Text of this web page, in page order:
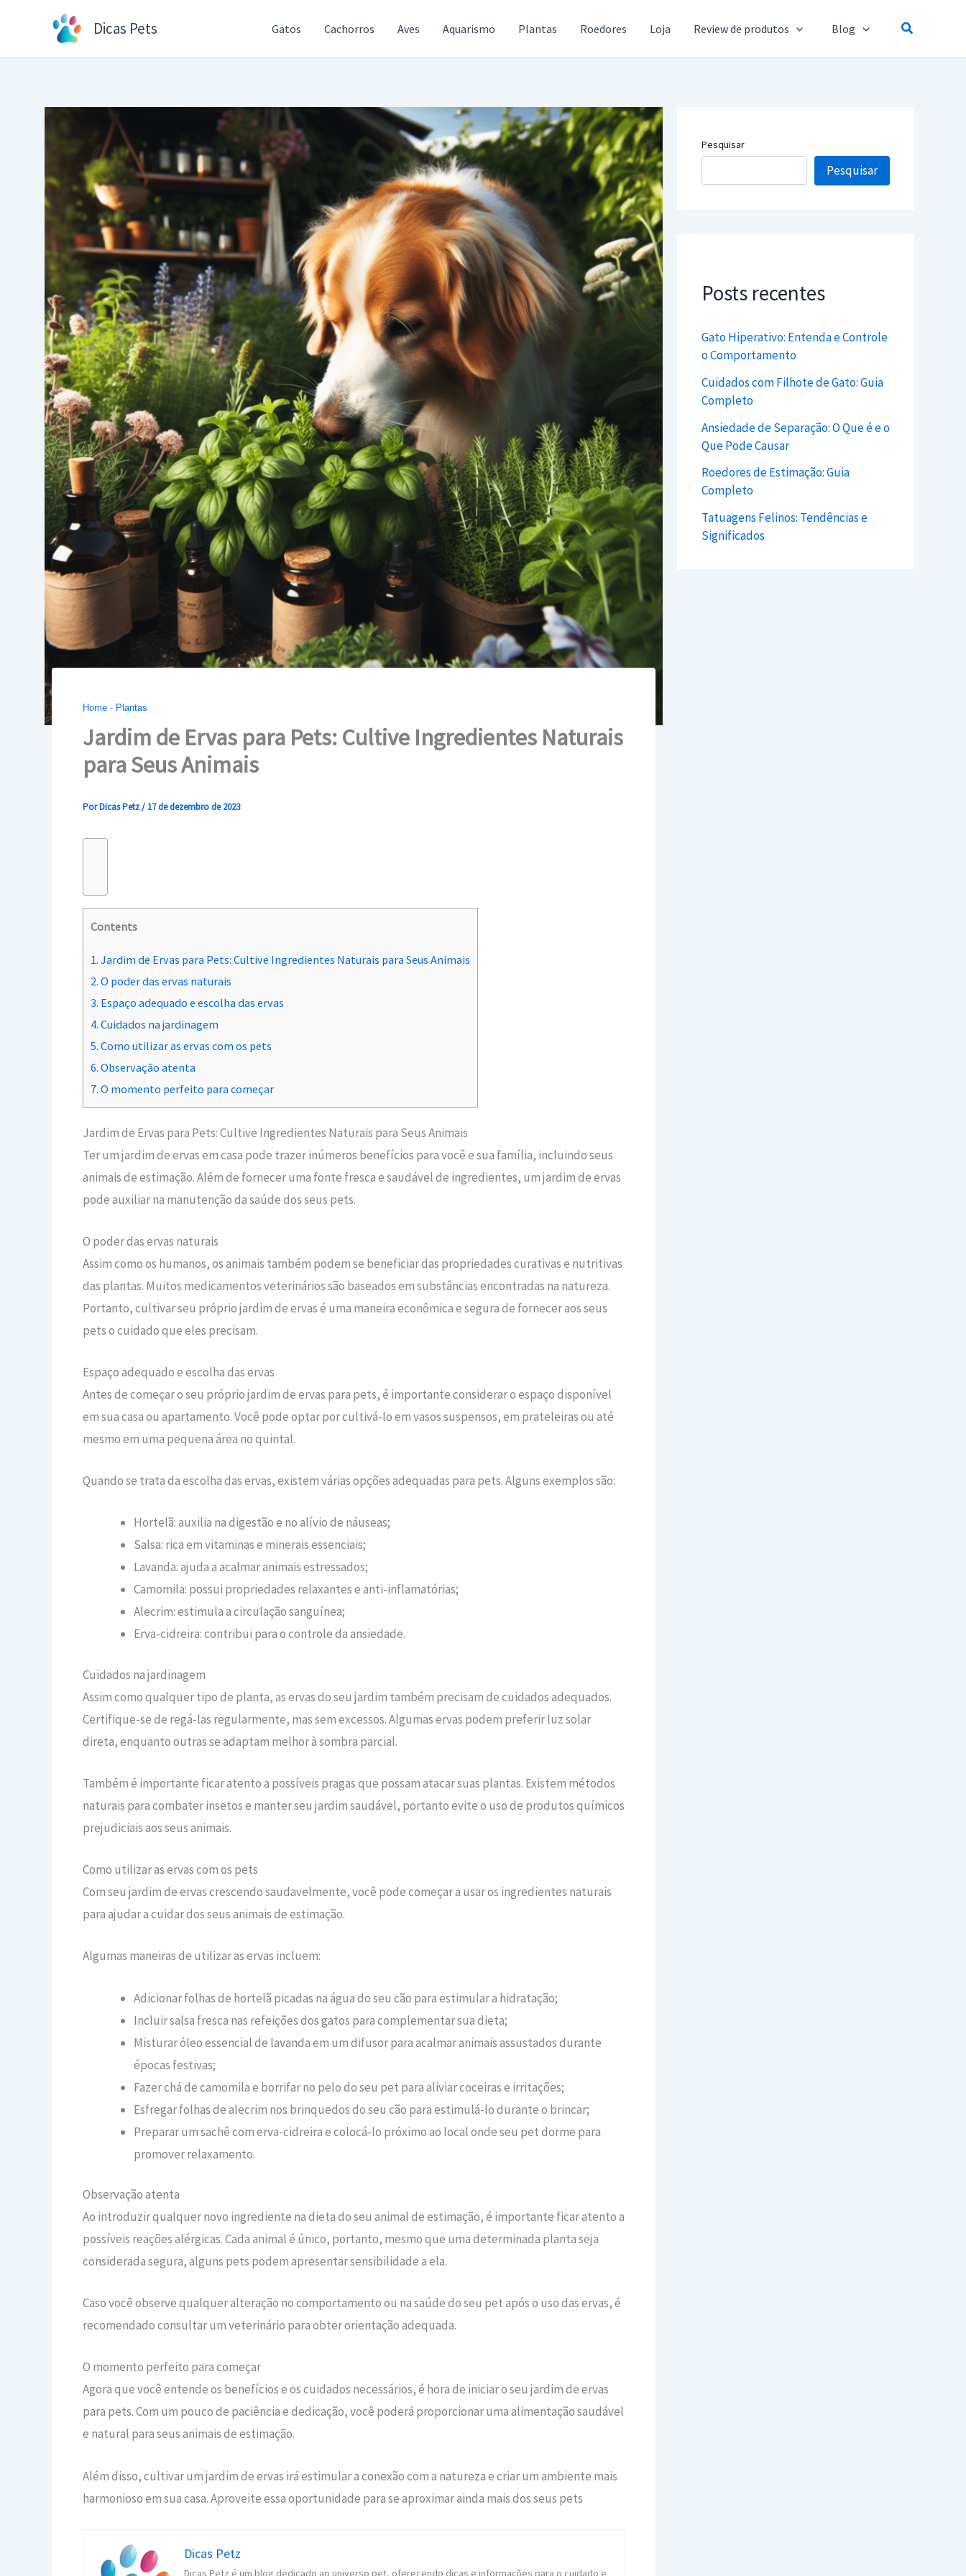
o
Dicas Pets Gatos Cachorros Aves Aquarismo Plantas Roedores Loja Review de produtos Blog Pesquisar
Home- Plantas
Jardim de Ervas para Pets: Cultive Ingredientes Naturais
para Seus Animais
PorDicas Petz/ 17 de dezembro de 2023
Contents
1. Jardim de Ervas para Pets: Cultive Ingredientes Naturais para Seus Animais
2. O poder das ervas naturais
3. Espaço adequado e escolha das ervas
4. Cuidados na jardinagem
5. Como utilizar as ervas com os pets
6. Observação atenta
7. O momento perfeito para começar
Jardim de Ervas para Pets: Cultive Ingredientes Naturais para Seus Animais
Ter um jardim de ervas em casa pode trazer inúmeros benefícios para você e sua família, incluindo seus
animais de estimação. Além de fornecer uma fonte fresca e saudável de ingredientes, um jardim de ervas
pode auxiliar na manutenção da saúde dos seus pets.
O poder das ervas naturais
Assim como os humanos, os animais também podem se beneficiar das propriedades curativas e nutritivas
das plantas. Muitos medicamentos veterinários são baseados em substâncias encontradas na natureza.
Portanto, cultivar seu próprio jardim de ervas é uma maneira econômica e segura de fornecer aos seus
pets o cuidado que eles precisam.
Espaço adequado e escolha das ervas
Antes de começar o seu próprio jardim de ervas para pets, é importante considerar o espaço disponível
em sua casa ou apartamento. Você pode optar por cultivá-lo em vasos suspensos, em prateleiras ou até
mesmo em uma pequena área no quintal.
Quando se trata da escolha das ervas, existem várias opções adequadas para pets. Alguns exemplos são:
Hortelã: auxilia na digestão e no alívio de náuseas;
Salsa: rica em vitaminas e minerais essenciais;
Lavanda: ajuda a acalmar animais estressados;
Camomila: possui propriedades relaxantes e anti-inflamatórias;
Alecrim: estimula a circulação sanguínea;
Erva-cidreira: contribui para o controle da ansiedade.
Cuidados na jardinagem
Assim como qualquer tipo de planta, as ervas do seu jardim também precisam de cuidados adequados.
Certifique-se de regá-las regularmente, mas sem excessos. Algumas ervas podem preferir luz solar
direta, enquanto outras se adaptam melhor à sombra parcial.
Também é importante ficar atento a possíveis pragas que possam atacar suas plantas. Existem métodos
naturais para combater insetos e manter seu jardim saudável, portanto evite o uso de produtos químicos
prejudiciais aos seus animais.
Como utilizar as ervas com os pets
Com seu jardim de ervas crescendo saudavelmente, você pode começar a usar os ingredientes naturais
para ajudar a cuidar dos seus animais de estimação.
Algumas maneiras de utilizar as ervas incluem:
Adicionar folhas de hortelã picadas na água do seu cão para estimular a hidratação;
Incluir salsa fresca nas refeições dos gatos para complementar sua dieta;
Misturar óleo essencial de lavanda em um difusor para acalmar animais assustados durante
épocas festivas;
Fazer chá de camomila e borrifar no pelo do seu pet para aliviar coceiras e irritações;
Esfregar folhas de alecrim nos brinquedos do seu cão para estimulá-lo durante o brincar;
Preparar um sachê com erva-cidreira e colocá-lo próximo ao local onde seu pet dorme para
promover relaxamento.
Observação atenta
Ao introduzir qualquer novo ingrediente na dieta do seu animal de estimação, é importante ficar atento a
possíveis reações alérgicas. Cada animal é único, portanto, mesmo que uma determinada planta seja
considerada segura, alguns pets podem apresentar sensibilidade a ela.
Caso você observe qualquer alteração no comportamento ou na saúde do seu pet após o uso das ervas, é
recomendado consultar um veterinário para obter orientação adequada.
O momento perfeito para começar
Agora que você entende os benefícios e os cuidados necessários, é hora de iniciar o seu jardim de ervas
para pets. Com um pouco de paciência e dedicação, você poderá proporcionar uma alimentação saudável
e natural para seus animais de estimação.
Além disso, cultivar um jardim de ervas irá estimular a conexão com a natureza e criar um ambiente mais
harmonioso em sua casa. Aproveite essa oportunidade para se aproximar ainda mais dos seus pets
Dicas Petz
Dicas Petz é um blog dedicado ao universo pet, oferecendo dicas e informações para o cuidado e
Pesquisar
Pesquisar
Posts recentes
Gato Hiperativo: Entenda e Controle
o Comportamento
Cuidados com Filhote de Gato: Guia
Completo
Ansiedade de Separação: O Que é e o
Que Pode Causar
Roedores de Estimação: Guia
Completo
Tatuagens Felinos: Tendências e
Significados